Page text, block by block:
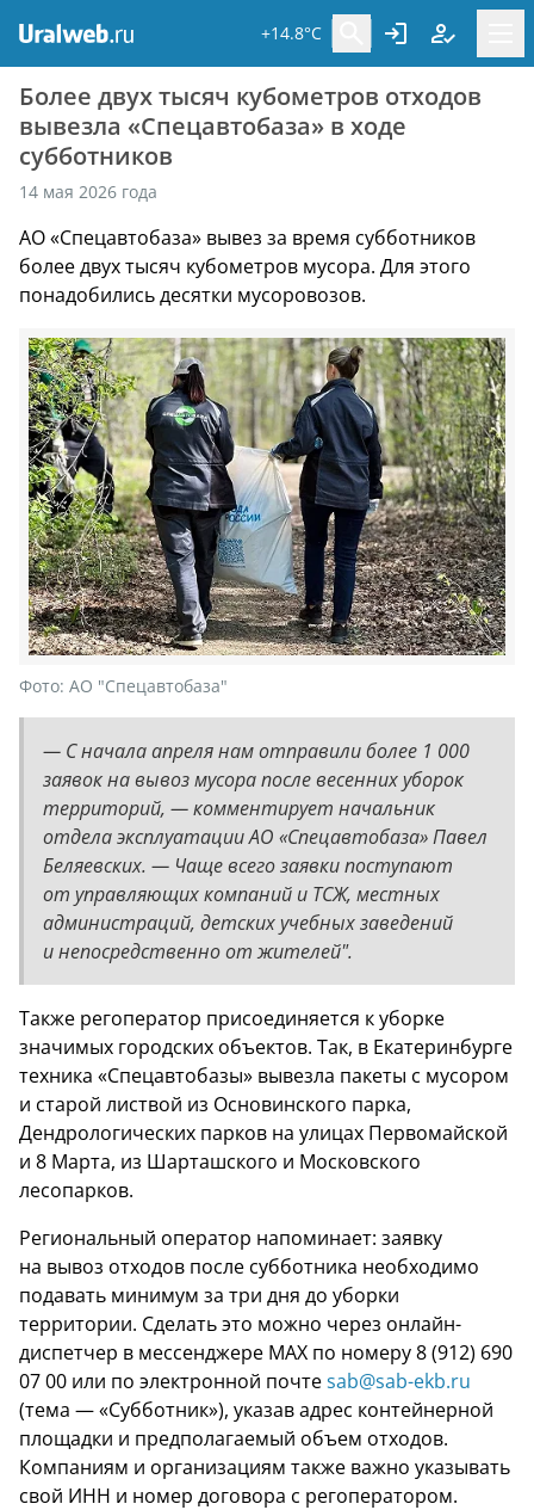
+14.8°C
Более двух тысяч кубометров отходов
вывезла «Спецавтобаза» в ходе
субботников
14 мая 2026 года
АО «Спецавтобаза» вывез за время субботников
более двух тысяч кубометров мусора. Для этого
понадобились десятки мусоровозов.
Фото: АО "Спецавтобаза"
— С начала апреля нам отправили более 1 000
заявок на вывоз мусора после весенних уборок
территорий, — комментирует начальник
отдела эксплуатации АО «Спецавтобаза» Павел
Беляевских. — Чаще всего заявки поступают
от управляющих компаний и ТСЖ, местных
администраций, детских учебных заведений
и непосредственно от жителей".
Также регоператор присоединяется к уборке
значимых городских объектов. Так, в Екатеринбурге
техника «Спецавтобазы» вывезла пакеты с мусором
и старой листвой из Основинского парка,
Дендрологических парков на улицах Первомайской
и 8 Марта, из Шарташского и Московского
лесопарков.
Региональный оператор напоминает: заявку
на вывоз отходов после субботника необходимо
подавать минимум за три дня до уборки
территории. Сделать это можно через онлайн-
диспетчер в мессенджере МАХ по номеру 8 (912) 690
07 00 или по электронной почтеsab@sab-ekb.ru
(тема — «Субботник»), указав адрес контейнерной
площадки и предполагаемый объем отходов.
Компаниям и организациям также важно указывать
свой ИНН и номер договора с регоператором.